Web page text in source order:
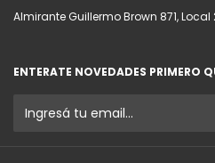
Almirante Guillermo Brown 871, Local
ENTERATE NOVEDADES PRIMERO